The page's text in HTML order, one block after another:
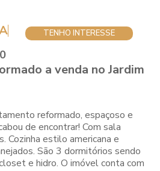
TENHO INTERESSE
a venda no Jardim
reformado, espaçoso e
de encontrar! Com sala
Cozinha estilo americana e
São 3 dormitórios sendo
e hidro. O imóvel conta com